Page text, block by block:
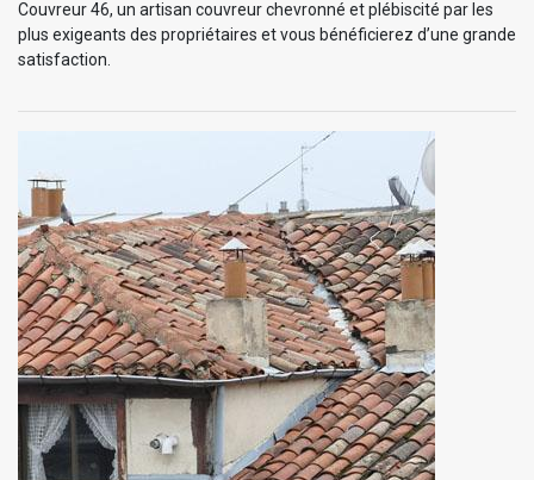
Couvreur 46, un artisan couvreur chevronné et plébiscité par les
plus exigeants des propriétaires et vous bénéficierez d’une grande
satisfaction.